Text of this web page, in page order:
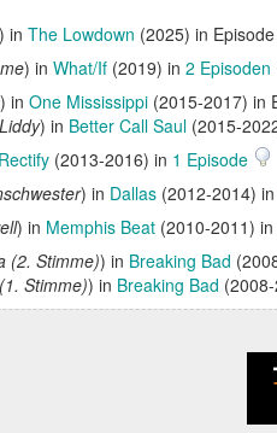
) in The Lowdown (2025) in Episode
) in What/If (2019) in 2 Episoden
) in One Mississippi (2015-2017) in
) in Better Call Saul (2015-
Rectify (2013-2016) in 1 Episode
) in Dallas (2012-2014) in
) in Memphis Beat (2010-2011)
(2. Stimme)) in Breaking Bad
Stimme)) in Breaking Bad